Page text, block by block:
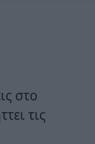
στο
τις